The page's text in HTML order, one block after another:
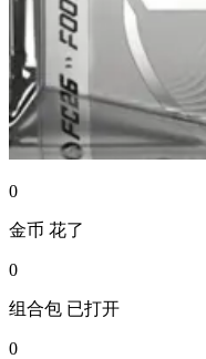
0
金币 花了
0
组合包 已打开
0